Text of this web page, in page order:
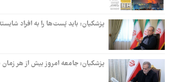
پزشکیان: باید پُست‌ها را به افراد
پزشکیان: جامعه امروز بیش از هر زمان